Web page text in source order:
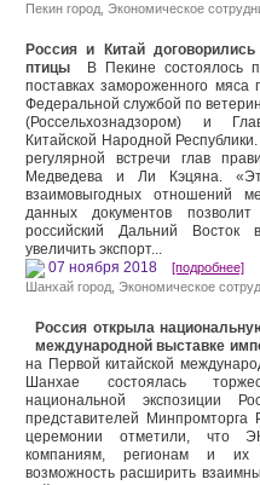
Пекин город Экономическое
Россия и Китай
птицы В Пекине состоялось
поставках замороженного
Федеральной службой по
(Россельхознадзором) и
Китайской Народной
регулярной встречи глав
Медведева и Ли Кэцяна.
взаимовыгодных отношений
данных документов
российский Дальний Восток
увеличить экспорт...
07 ноября 2018 [подробнее]
Шанхай город Экономическое
Россия открыла
международной выставке
на Первой китайской
Шанхае состоялась
национальной экспозиции
представителей
церемонии отметили, что
компаниям, регионам и их
возможность расширить